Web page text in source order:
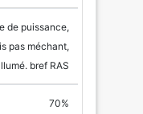
DE
E85
de puissance,
pas méchant,
bref RAS
70%